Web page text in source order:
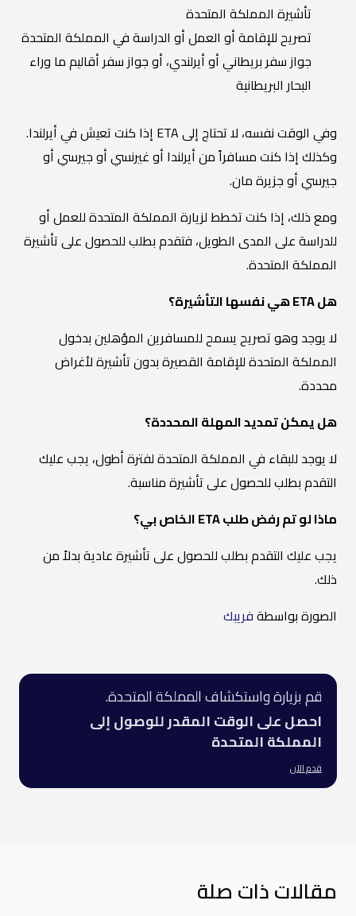
تأشيرة المملكة المتحدة
تصريح للإقامة أو العمل أو الدراسة في المملكة المتحدة
جواز سفر بريطاني أو أيرلندي، أو جواز سفر أقاليم ما وراء
البحار البريطانية
وفي الوقت نفسه، لا تحتاج إلى ETA إذا كنت تعيش في أيرلندا.
وكذلك إذا كنت مسافراً من أيرلندا أو غيرنسي أو جيرسي أو
جيرسي أو جزيرة مان.
ومع ذلك، إذا كنت تخطط لزيارة المملكة المتحدة للعمل أو
للدراسة على المدى الطويل، فتقدم بطلب للحصول على تأشيرة
المملكة المتحدة.
هل ETA هي نفسها التأشيرة؟
لا يوجد وهو تصريح يسمح للمسافرين المؤهلين بدخول
المملكة المتحدة للإقامة القصيرة بدون تأشيرة لأغراض
محددة.
هل يمكن تمديد المهلة المحددة؟
لا يوجد للبقاء في المملكة المتحدة لفترة أطول، يجب عليك
التقدم بطلب للحصول على تأشيرة مناسبة.
ماذا لو تم رفض طلب ETA الخاص بي؟
يجب عليك التقدم بطلب للحصول على تأشيرة عادية بدلاً من
ذلك.
الصورة بواسطةفريبك
قم بزيارة واستكشاف المملكة المتحدة.
احصل على الوقت المقدر للوصول إلى
المملكة المتحدة
قدم الآن
مقالات ذات صلة